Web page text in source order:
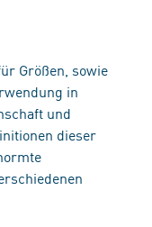
Größen, sowie
in
und
dieser